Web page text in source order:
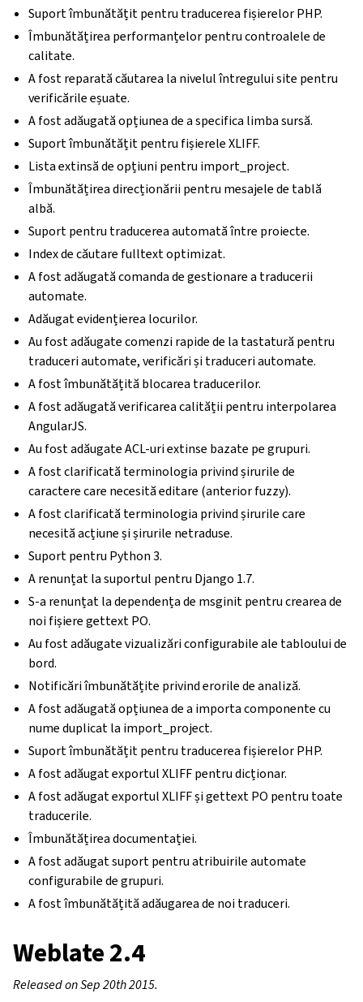
Suport îmbunătățit pentru traducerea fișierelor PHP.
Îmbunătățirea performanțelor pentru controalele de
calitate.
A fost reparată căutarea la nivelul întregului site pentru
verificările eșuate.
A fost adăugată opțiunea de a specifica limba sursă.
Suport îmbunătățit pentru fișierele XLIFF.
Lista extinsă de opțiuni pentru import_project.
Îmbunătățirea direcționării pentru mesajele de tablă
albă.
Suport pentru traducerea automată între proiecte.
Index de căutare fulltext optimizat.
A fost adăugată comanda de gestionare a traducerii
automate.
Adăugat evidențierea locurilor.
Au fost adăugate comenzi rapide de la tastatură pentru
traduceri automate, verificări și traduceri automate.
A fost îmbunătățită blocarea traducerilor.
A fost adăugată verificarea calității pentru interpolarea
AngularJS.
Au fost adăugate ACL-uri extinse bazate pe grupuri.
A fost clarificată terminologia privind șirurile de
caractere care necesită editare (anterior fuzzy).
A fost clarificată terminologia privind șirurile care
necesită acțiune și șirurile netraduse.
Suport pentru Python 3.
A renunțat la suportul pentru Django 1.7.
S-a renunțat la dependența de msginit pentru crearea de
noi fișiere gettext PO.
Au fost adăugate vizualizări configurabile ale tabloului de
bord.
Notificări îmbunătățite privind erorile de analiză.
A fost adăugată opțiunea de a importa componente cu
nume duplicat la import_project.
Suport îmbunătățit pentru traducerea fișierelor PHP.
A fost adăugat exportul XLIFF pentru dicționar.
A fost adăugat exportul XLIFF și gettext PO pentru toate
traducerile.
Îmbunătățirea documentației.
A fost adăugat suport pentru atribuirile automate
configurabile de grupuri.
A fost îmbunătățită adăugarea de noi traduceri.
Weblate 2.4
Released on Sep 20th 2015.